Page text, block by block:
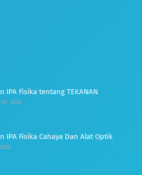
IPA Fisika tentang TEKANAN
2020
IPA Fisika Cahaya Dan Alat Optik